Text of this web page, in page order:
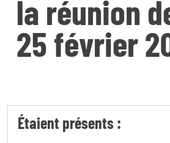
la réunion
25 février
Étaient présents :